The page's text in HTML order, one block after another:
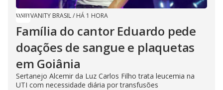
VANITY BRASIL/ HÁ 1 HORA
Família do cantor Eduardo pede
doações de sangue e plaquetas
em Goiânia
Sertanejo Alcemir da Luz Carlos Filho trata leucemia na
UTI com necessidade diária por transfusões